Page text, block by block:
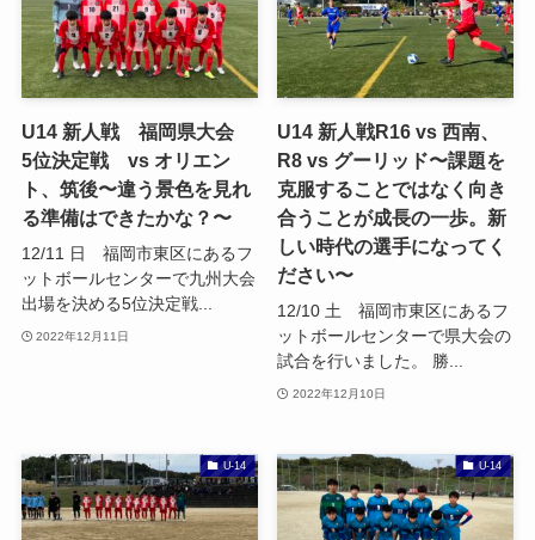
U14 新人戦 福岡県大会
5位決定戦 vs オリエン
ト、筑後〜違う景色を見れ
る準備はできたかな？〜
12/11 日 福岡市東区にあるフ
ットボールセンターで九州大会
出場を決める5位決定戦...
2022年12月11日
U14 新人戦R16 vs 西南、
R8 vs グーリッド〜課題を
克服することではなく向き
合うことが成長の一歩。新
しい時代の選手になってく
ださい〜
12/10 土 福岡市東区にあるフ
ットボールセンターで県大会の
試合を行いました。 勝...
2022年12月10日
U-14 U-14